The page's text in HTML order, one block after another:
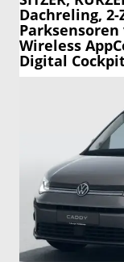
Dachreling,
Wireless
Digital